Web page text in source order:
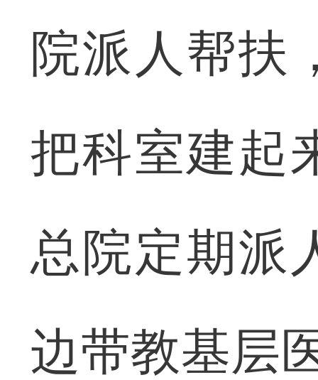
院派人帮扶
把科室建起
总院定期派
边带教基层